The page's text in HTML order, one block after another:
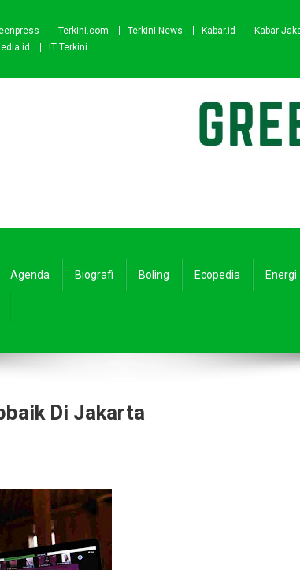
Terkini.com Terkini News Kabar.id Kabar
IT Terkini
Agenda Biografi Boling Ecopedia Energi
Di Jakarta